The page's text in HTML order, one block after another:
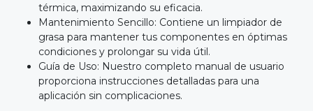
térmica, maximizando su eficacia.
Mantenimiento Sencillo: Contiene un limpiador de
grasa para mantener tus componentes en óptimas
condiciones y prolongar su vida útil.
Guía de Uso: Nuestro completo manual de usuario
proporciona instrucciones detalladas para una
aplicación sin complicaciones.